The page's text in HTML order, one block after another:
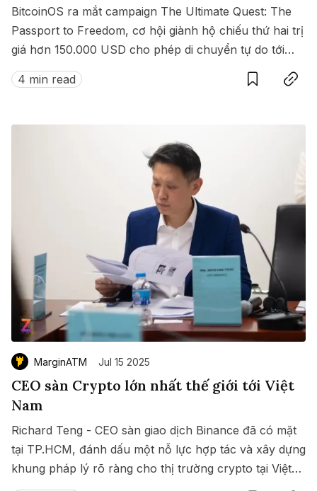
BitcoinOS ra mắt campaign The Ultimate Quest: The
Passport to Freedom, cơ hội giành hộ chiếu thứ hai trị
giá hơn 150.000 USD cho phép di chuyển tự do tới
hàng loạt quốc gia không cần visa.
4 min read
SaveCopy link
MarginATM Jul 15 2025
CEO sàn Crypto lớn nhất thế giới tới Việt
Nam
Richard Teng - CEO sàn giao dịch Binance đã có mặt
tại TP.HCM, đánh dấu một nỗ lực hợp tác và xây dựng
khung pháp lý rõ ràng cho thị trường crypto tại Việt
Nam.
SaveCopy link